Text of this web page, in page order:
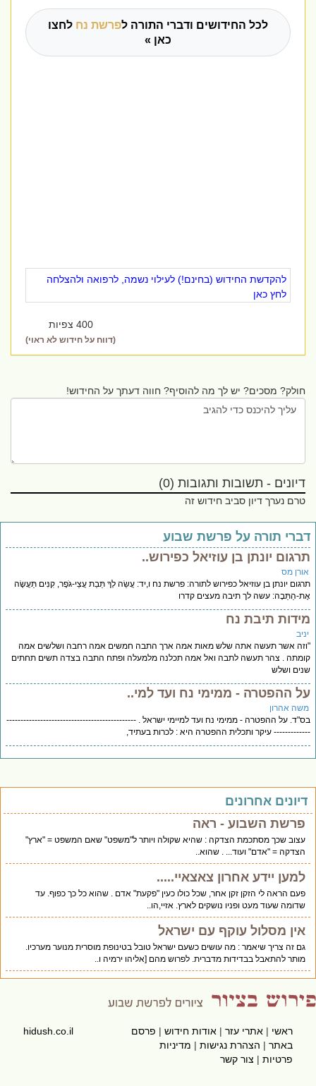
לכל החידושים ודברי התורה לפרשת נחלחצו
כאן »
להקדשת החידוש (בחינם!) לעילוי נשמה, לרפואה ולהצלחה
לחץ כאן
400 צפיות
(דווח על חידוש לא ראוי)
חולק? מסכים? יש לך מה להוסיף? חווה דעתך על החידוש!
דיונים - תשובות ותגובות (0)
טרם נערך דיון סביב חידוש זה
תורה על פרשת שבוע
יונתן בן עוזיאל כפירוש..
מס
יונתן בן עוזיאל כפירוש לתורה: פרשת נח ו,יד: עֲשֵׂה לְךָ תֵּבַת עֲצֵי-גֹפֶר, קִנִּים תַּעֲשֶׂה
הַתֵּבָה: עשה לך תיבה מעצים קדרו
תיבת נח
אשר תעשה אתה שלש מאות אמה ארך התבה חמשים אמה רחבה ושלשים אמה
. צהר תעשה לתבה ואל אמה תכלנה מלמעלה ופתח התבה בצדה תשים תחתים
ושלש
ההפטרה - ממימי נח ועד למי..
אהרון
על ההפטרה - ממימי נח ועד למיימי ישראל . ----------------------------------------------
עיקר ותכלית ההפטרה היא : לכרות בעתיד,
אחרונים
פרשת השבוע - ראה
עצוב שכך מסתכמת הצדקה : שהיא שקולה ויותר ל"משפט" שאם המשפט = "ארץ"
הצדקה = "אדם" ועוד... . שהוא..
למען יידע אחרון צאצאיי.....
פעם הראה לי הזקן זקן אחר, שכל כולו כעין "פקעת" אדם . שהוא כל כך כפוף. עד
שדומה שעוד מעט ופניו נושקים לארץ. אזיי,הו..
אין מסלול עוקף עם ישראל
גם זה צריך שיאמר : מה עושים כשעם ישראל טובל בטינופת מוסרית מנוער מערכיו.
מותר להתאבל בבדידות מדברית. לפרוש מהם [אליהו ירמיה ו..
ראשי|אתרי עזר|אודות חידוש|פרסם
באתר|הצהרת נגישות|מדיניות
פרטיות|צור קשר
hidush.co.il